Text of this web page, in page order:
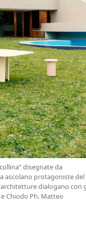
disegnate da
ascolano protagoniste del
architetture dialogano con
Chiodo Ph. Matteo